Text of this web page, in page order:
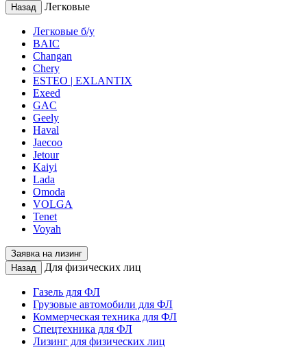
Назад
Легковые
Легковые б/у
BAIC
Changan
Chery
ESTEO | EXLANTIX
Exeed
GAC
Geely
Haval
Jaecoo
Jetour
Kaiyi
Lada
Omoda
VOLGA
Tenet
Voyah
Заявка на лизинг
Назад
Для физических лиц
Газель для ФЛ
Грузовые автомобили для ФЛ
Коммерческая техника для ФЛ
Спецтехника для ФЛ
Лизинг для физических лиц